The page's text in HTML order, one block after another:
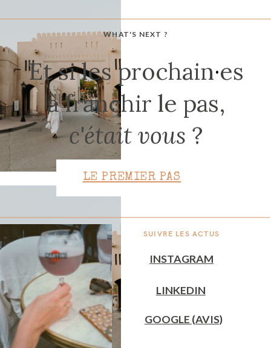
WHAT'S NEXT ?
SUIVRE LES ACTUS
Et si les prochain·es
à franchir le pas,
c'était vous ?
INSTAGRAM
GOOGLE (AVIS)
LINKEDIN
LE PREMIER PAS
CONTACT